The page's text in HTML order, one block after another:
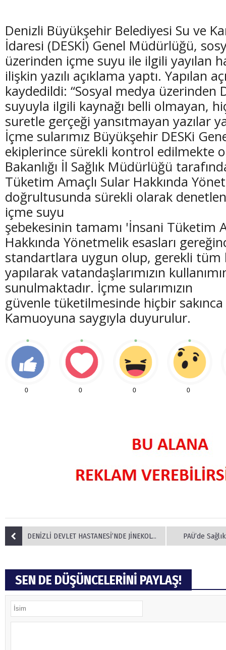
Denizli Büyükşehir Belediyesi Su ve
İdaresi (DESKİ) Genel Müdürlüğü,
üzerinden içme suyu ile ilgili yayılan
ilişkin yazılı açıklama yaptı. Yapılan
kaydedildi: “Sosyal medya üzerinden
suyuyla ilgili kaynağı belli olmayan,
suretle gerçeği yansıtmayan yazılar
İçme sularımız Büyükşehir DESKi
ekiplerince sürekli kontrol edilmekte
Bakanlığı İl Sağlık Müdürlüğü
Tüketim Amaçlı Sular Hakkında
doğrultusunda sürekli olarak
içme suyu
şebekesinin tamamı 'İnsani Tüketim
Hakkında Yönetmelik esasları
standartlara uygun olup, gerekli
yapılarak vatandaşlarımızın
sunulmaktadır. İçme sularımızın
güvenle tüketilmesinde hiçbir
Kamuoyuna saygıyla duyurulur.
0 0 0 0
DENİZLİ DEVLET HASTANESİ’NDE JİNEKOLOJİK ONKOLOJİ KLİNİĞİ AÇILDI PAÜ’de
SEN DE DÜŞÜNCELERİNİ PAYLAŞ!
(20 Şubat - 20 Mart)
Balık Burcunun 07.08.2026 Günlük Yorumu
(21 Mart - 20
Koç